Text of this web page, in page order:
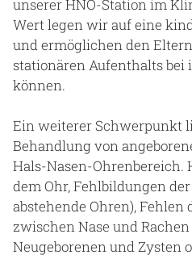
unserer HNO-Station im
Wert legen wir auf eine
und ermöglichen den
stationären Aufenthalts
können.
Ein weiterer Schwerpunkt
Behandlung von
Hals-Nasen-Ohrenbereich.
dem Ohr, Fehlbildungen
abstehende Ohren), Fehlen
zwischen Nase und
Neugeborenen und Zysten